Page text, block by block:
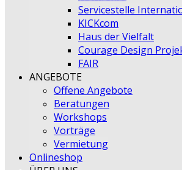
Servicestelle
KICKcom
Haus der Vielfalt
Courage Design
FAIR
ANGEBOTE
Offene Angebote
Beratungen
Workshops
Vorträge
Vermietung
Onlineshop